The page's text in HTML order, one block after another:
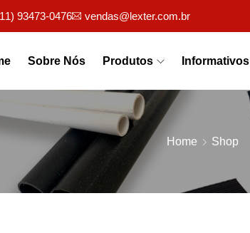
93473-0476 vendas@lexter.com.br
Sobre Nós Produtos Informativos
Home Shop